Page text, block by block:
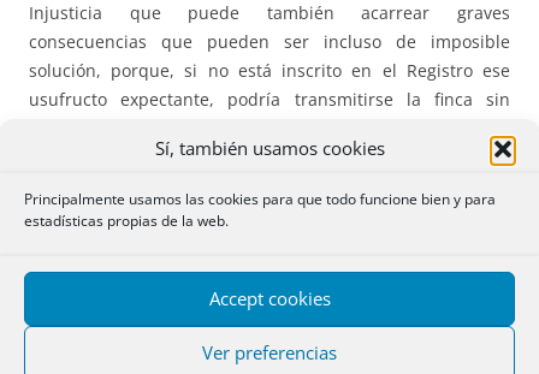
Sí, también usamos cookies
Principalmente usamos las cookies para que todo funcione bien y para
estadísticas propias de la web.
Accept cookies
Ver preferencias
Injusticia que puede también acarrear graves
consecuencias que pueden ser incluso de imposible
solución, porque, si no está inscrito en el Registro ese
usufructo expectante, podría transmitirse la finca sin
usufructuario, y, si el comprador de buena fe inscribe su
su propiedad. En ese caso ¿a quién debe reclamar el
no inscribió su derecho.
No inscribir el segundo usufructo en su momento es, pues,
fuente de inseguridad jurídica y condena a la indefensión